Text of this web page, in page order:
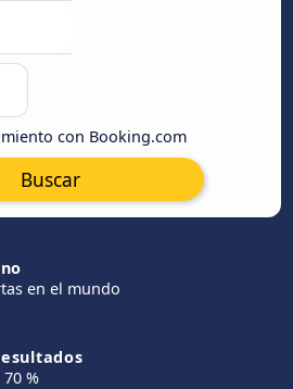
con Booking.com
Buscar
en el mundo
%